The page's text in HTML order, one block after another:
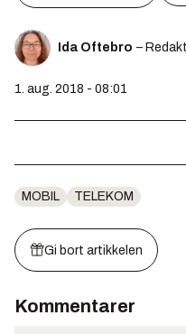
Ida Oftebro –
1. aug. 2018 - 08:01
MOBIL TELEKOM
Gi bort artikkelen
Kommentarer